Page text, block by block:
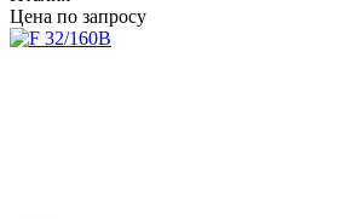
Цена по запросу